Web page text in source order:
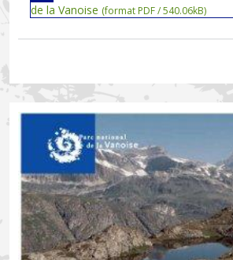
de la Vanoise (format PDF / 540.06kB)